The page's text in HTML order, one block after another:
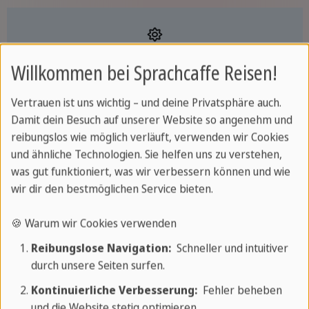
Stadt & Strand vereint
Städtereisen kombiniert mit einem
traumhaften Strandurlaub
Sie haben die Möglichkeit, eine Städtereise
Ausflüge und Besichtigungen im Preis enthalten.
Sie erhalten vor Reiseantritt ein komplett
ausgearbeitetes Programm und müssen sich keine
Gedanken über die Reiseplanung machen. Oder Sie
Willkommen bei Sprachcaffe Reisen!
Vertrauen ist uns wichtig – und deine Privatsphäre auch.
Damit dein Besuch auf unserer Website so angenehm und
reibungslos wie möglich verläuft, verwenden wir Cookies
und ähnliche Technologien. Sie helfen uns zu verstehen,
was gut funktioniert, was wir verbessern können und wie
wir dir den bestmöglichen Service bieten.
🍪 Warum wir Cookies verwenden
Reibungslose Navigation:Schneller und intuitiver
durch unsere Seiten surfen.
Kontinuierliche Verbesserung:Fehler beheben